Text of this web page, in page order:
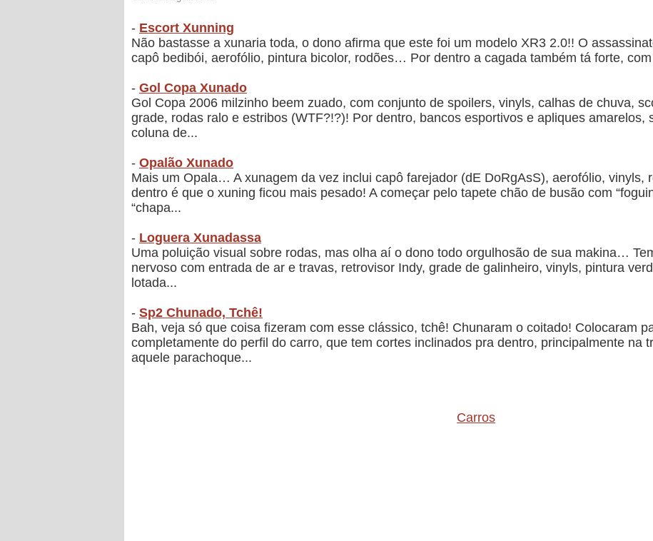
- Escort Xunning
Não bastasse a xunaria toda, o dono afirma que este foi um modelo XR3 2.0!! O
capô bedibói, aerofólio, pintura bicolor, rodões… Por dentro a cagada também tá forte,
- Gol Copa Xunado
Gol Copa 2006 milzinho beem zuado, com conjunto de spoilers, vinyls, calhas de chuva,
grade, rodas ralo e estribos (WTF?!?)! Por dentro, bancos esportivos e apliques amarelos,
coluna de...
- Opalão Xunado
Mais um Opala… A xunagem da vez inclui capô farejador (dE DoRgAsS), aerofólio,
dentro é que o xuning ficou mais pesado! A começar pelo tapete chão de busão com
“chapa...
- Loguera Xunadassa
Uma poluição visual sobre rodas, mas olha aí o dono todo orgulhosão de sua makina…
nervoso com entrada de ar e travas, retrovisor Indy, grade de galinheiro, vinyls, pintura
lotada...
- Sp2 Chunado, Tchê!
Bah, veja só que coisa fizeram com esse clássico, tchê! Chunaram o coitado! Colocaram
completamente do perfil do carro, que tem cortes inclinados pra dentro, principalmente na
aquele parachoque...
Carros